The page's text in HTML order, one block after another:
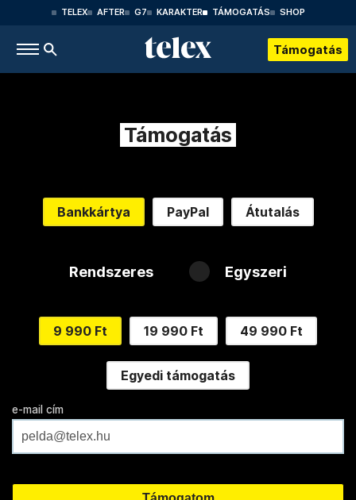
TELEX AFTER G7 KARAKTER TÁMOGATÁS SHOP
Támogatás
Támogatás
Bankkártya PayPal Átutalás
Rendszeres Egyszeri
9 990 Ft 19 990 Ft 49 990 Ft
Egyedi támogatás
e-mail cím